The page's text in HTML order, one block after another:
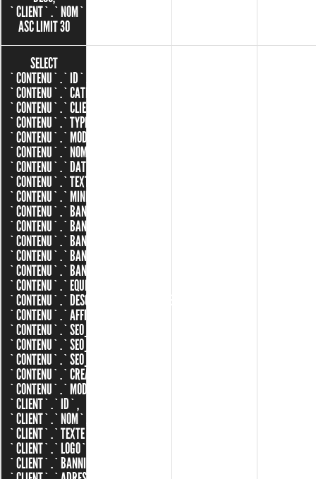
`CLIENT`.`NOM`
ASC LIMIT 30
SELECT
`CONTENU`.`ID`,
`CONTENU`.`CATEGORIE_ID`,
`CONTENU`.`CLIENT_ID`,
`CONTENU`.`TYPE_ID`,
`CONTENU`.`MODELE_ID`,
`CONTENU`.`NOM`,
`CONTENU`.`DATE`,
`CONTENU`.`TEXTE`,
`CONTENU`.`MINIATURE`,
`CONTENU`.`BANNIERE`,
`CONTENU`.`BANNIERE_XXL`,
`CONTENU`.`BANNIERE_XL`,
`CONTENU`.`BANNIERE_L`,
`CONTENU`.`BANNIERE_M`,
`CONTENU`.`EQUIPEMENTS`,
`CONTENU`.`DESCRIPTION_TECHNIQUES`,
`CONTENU`.`AFFICHER_PORTFOLIO`,
`CONTENU`.`SEO_SLUG`,
`CONTENU`.`SEO_TITLE`,
`CONTENU`.`SEO_DESCRIPTION`,
`CONTENU`.`CREATED`,
`CONTENU`.`MODIFIED`,
`CLIENT`.`ID`,
`CLIENT`.`NOM`,
`CLIENT`.`TEXTE`,
`CLIENT`.`LOGO`,
`CLIENT`.`BANNIERE`,